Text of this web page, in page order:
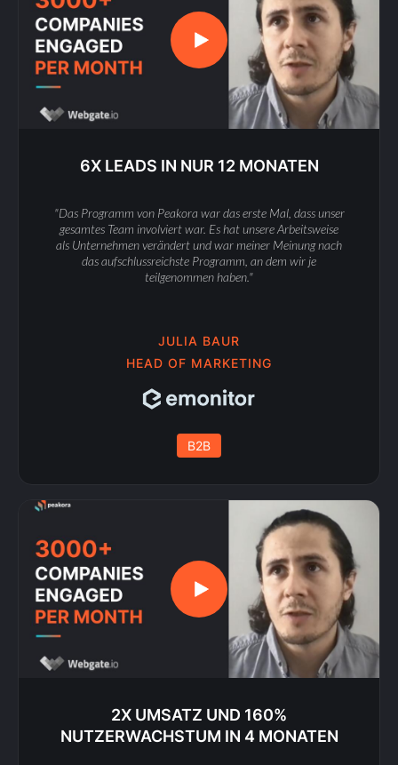
6X LEADS IN NUR 12 MONATEN
"Das Programm von Peakora war das erste Mal, dass unser
gesamtes Team involviert war. Es hat unsere Arbeitsweise
als Unternehmen verändert und war meiner Meinung nach
das aufschlussreichste Programm, an dem wir je
teilgenommen haben."
JULIA BAUR
HEAD OF MARKETING
B2B
2X UMSATZ UND 160%
NUTZERWACHSTUM IN 4 MONATEN